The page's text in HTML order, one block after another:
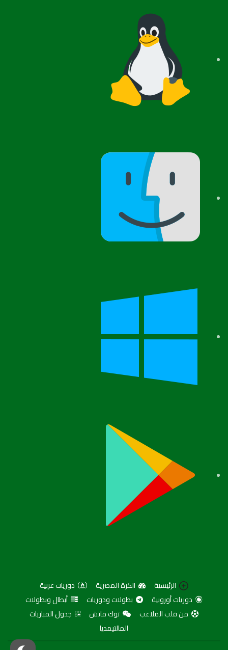
الرئيسية الكرة المصرية
دوريات عربية
دوريات أوروبية
بطولات ودوريات
أبطال وبطولات
من قلب الملاعب
توك ماتش
جدول المباريات
المالتيمديا